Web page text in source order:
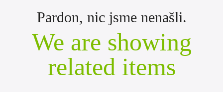
Pardon, nic jsme nenašli.
We are showing
related items